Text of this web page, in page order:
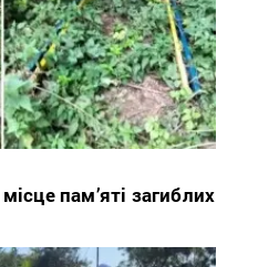
пам’яті загиблих